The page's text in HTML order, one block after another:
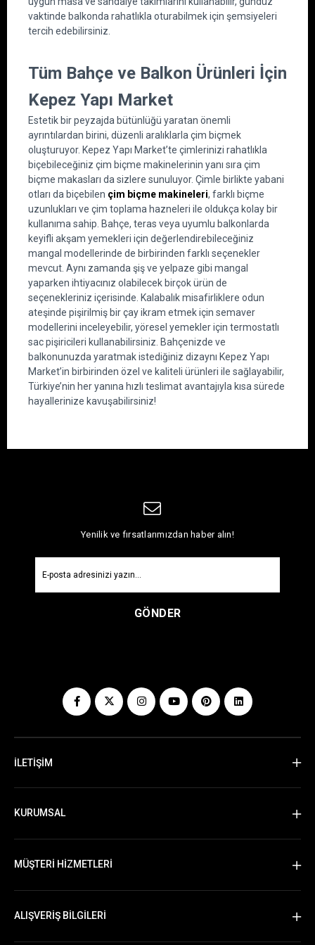
vaktinde balkonda rahatlıkla oturabilmek için şemsiyeleri
tercih edebilirsiniz.
Tüm Bahçe ve Balkon Ürünleri İçin
Kepez Yapı Market
Estetik bir peyzajda bütünlüğü yaratan önemli
ayrıntılardan birini, düzenli aralıklarla çim biçmek
oluşturuyor. Kepez Yapı Market’te çimlerinizi rahatlıkla
biçebileceğiniz çim biçme makinelerinin yanı sıra çim
biçme makasları da sizlere sunuluyor. Çimle birlikte yabani
otları da biçebilen çim biçme makineleri, farklı biçme
uzunlukları ve çim toplama hazneleri ile oldukça kolay bir
kullanıma sahip. Bahçe, teras veya uyumlu balkonlarda
keyifli akşam yemekleri için değerlendirebileceğiniz
mangal modellerinde de birbirinden farklı seçenekler
mevcut. Aynı zamanda şiş ve yelpaze gibi mangal
yaparken ihtiyacınız olabilecek birçok ürün de
seçenekleriniz içerisinde. Kalabalık misafirliklere odun
ateşinde pişirilmiş bir çay ikram etmek için semaver
modellerini inceleyebilir, yöresel yemekler için termostatlı
sac pişiricileri kullanabilirsiniz. Bahçenizde ve
balkonunuzda yaratmak istediğiniz dizaynı Kepez Yapı
Market’in birbirinden özel ve kaliteli ürünleri ile sağlayabilir,
Türkiye’nin her yanına hızlı teslimat avantajıyla kısa sürede
hayallerinize kavuşabilirsiniz!
Yenilik ve fırsatlarımızdan haber alın!
GÖNDER
İLETİŞİM
KURUMSAL
MÜŞTERİ HİZMETLERİ
ALIŞVERİŞ BİLGİLERİ